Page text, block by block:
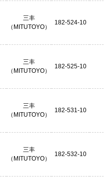
三丰
（MITUTOYO）
182-524-10
三丰
（MITUTOYO）
182-525-10
三丰
（MITUTOYO）
182-531-10
三丰
（MITUTOYO）
182-532-10